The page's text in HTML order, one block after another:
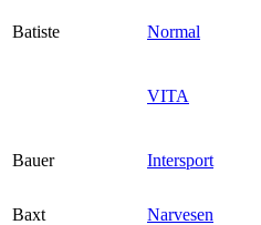
Batiste Normal
VITA
Bauer Intersport
Baxt
Narvesen